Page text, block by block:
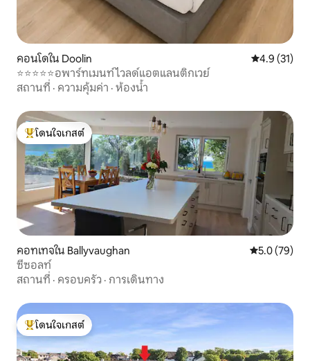
คอนโดใน Doolin คะแนนเฉลี่ย
4.9 (31)
⭐️⭐️⭐️⭐️⭐️อพาร์ทเมนท์ไวลด์แอตแลนติกเวย์
สถานที่ · ความคุ้มค่า · ห้องน้ำ
โดนใจเกสต์ที่สุด
โดนใจเกสต์
คอทเทจใน Ballyvaughan คะแนนเฉลี่ย
5.0 (79)
ซีซอลท์
สถานที่ · ครอบครัว · การเดินทาง
โดนใจเกสต์ที่สุด
โดนใจเกสต์